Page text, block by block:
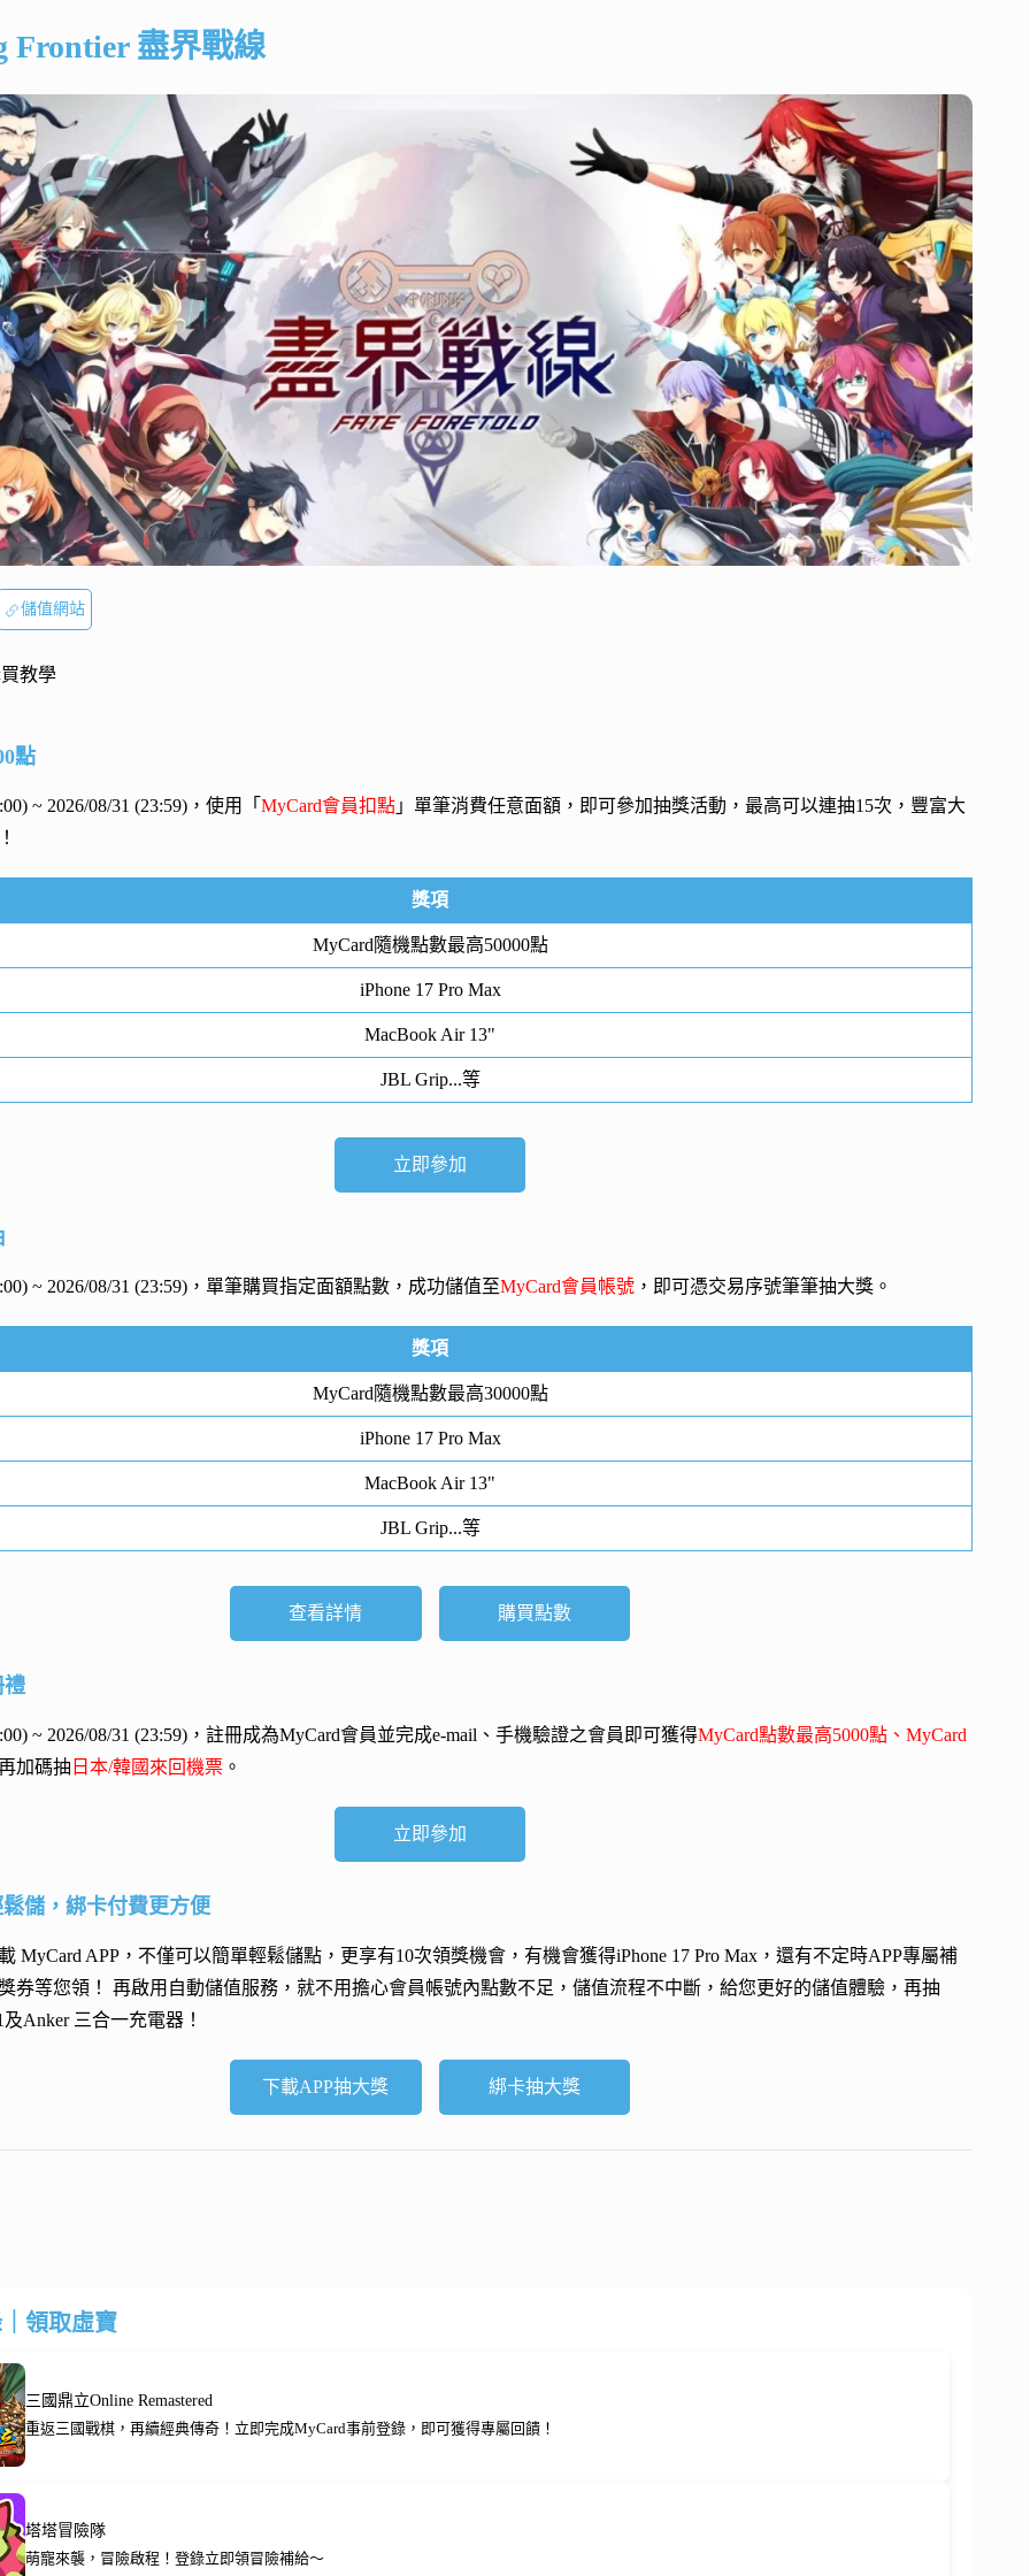
Frontier 盡界戰線
儲值網站
教學
點
~ 2026/08/31 (23:59)，使用「 MyCard會員扣點 」單筆消費任意面額，即可參加抽獎活動，最高可以連抽15次，豐富大
獎項
MyCard隨機點數最高50000點
iPhone 17 Pro Max
MacBook Air 13"
JBL Grip...等
立即參加
~ 2026/08/31 (23:59)，單筆購買指定面額點數，成功儲值至MyCard會員帳號 ，即可憑交易序號筆筆抽大獎。
獎項
MyCard隨機點數最高30000點
iPhone 17 Pro Max
MacBook Air 13"
JBL Grip...等
查看詳情 購買點數
禮
~ 2026/08/31 (23:59)，註冊成為MyCard會員並完成e-mail、手機驗證之會員即可獲得MyCard點數最高5000點、MyCard
加碼抽 日本/韓國來回機票 。
立即參加
儲，綁卡付費更方便
MyCard APP，不僅可以簡單輕鬆儲點，更享有10次領獎機會，有機會獲得iPhone 17 Pro Max ，還有不定時APP專屬補
券等您領！ 再啟用自動儲值服務 ，就不用擔心會員帳號內點數不足，儲值流程不中斷，給您更好的儲值體驗，再抽
及Anker 三合一充電器 ！
下載APP抽大獎 綁卡抽大獎
領取虛寶
三國鼎立Online Remastered
重返三國戰棋，再續經典傳奇！立即完成MyCard事前登錄，即可獲得專屬回饋！
塔塔冒險隊
萌寵來襲，冒險啟程！登錄立即領冒險補給～